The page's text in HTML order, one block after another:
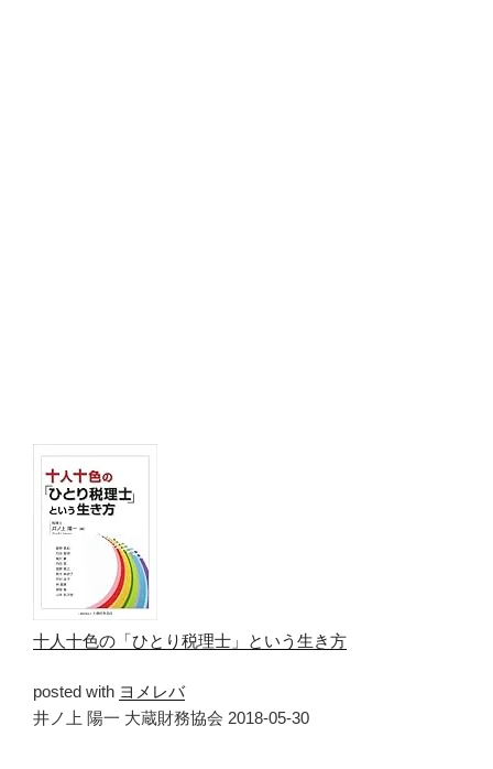
十人十色の「ひとり税理士」という生き方
posted with ヨメレバ
井ノ上 陽一 大蔵財務協会 2018-05-30